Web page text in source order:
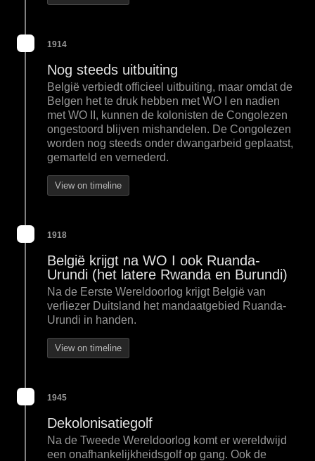
1914
Nog steeds uitbuiting
België verbiedt officieel uitbuiting, maar omdat de
Belgen het te druk hebben met WO I en nadien
met WO II, kunnen de kolonisten de Congolezen
ongestoord blijven mishandelen. De Congolezen
worden nog steeds onder dwangarbeid geplaatst,
gemarteld en vernederd.
View on timeline
1918
België krijgt na WO I ook Ruanda-
Urundi (het latere Rwanda en Burundi)
Na de Eerste Wereldoorlog krijgt België van
verliezer Duitsland het mandaatgebied Ruanda-
Urundi in handen.
View on timeline
1945
Dekolonisatiegolf
Na de Tweede Wereldoorlog komt er wereldwijd
een onafhankelijkheidsgolf op gang. Ook de